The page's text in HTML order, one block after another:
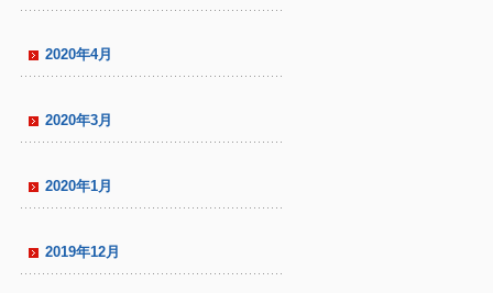
2020年4月
2020年3月
2020年1月
2019年12月